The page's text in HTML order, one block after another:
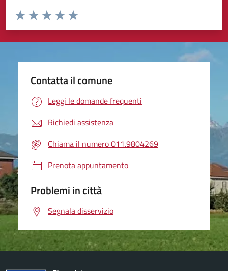
Valuta da 1 a 5 stelle la pagina
Valuta 5 stelle su 5
Valuta 4 stelle su 5
Valuta 3 stelle su 5
Valuta 2 stelle su 5
Valuta 1 stelle su 5
Contatta il comune
Leggi le domande frequenti
Richiedi assistenza
Chiama il numero 011.9804269
Prenota appuntamento
Problemi in città
Segnala disservizio